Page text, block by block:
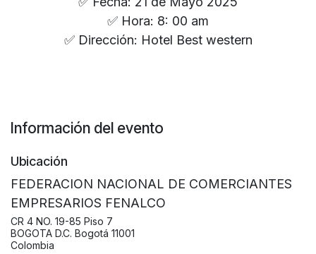
✅ Hora: 8: 00 am
✅ Dirección: Hotel Best western
Información del evento
Ubicación
FEDERACION NACIONAL DE COMERCIANTES
EMPRESARIOS FENALCO
CR 4 NO. 19-85 Piso 7
BOGOTA D.C. Bogotá 11001
Colombia